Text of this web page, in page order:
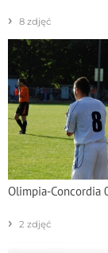
› 8 zdjęć
Olimpia-Concordia
› 2 zdjęć